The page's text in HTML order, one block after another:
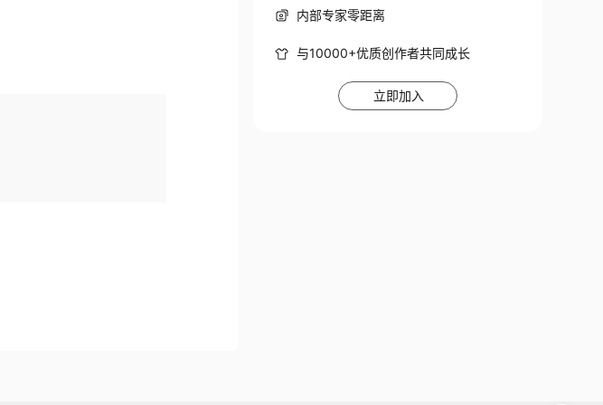
内部专家零距离
与10000+优质创作者共同成长
立即加入